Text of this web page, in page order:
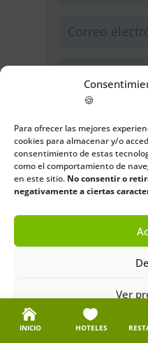
🍪
Para ofrecer las mejores
cookies para almacenar y/o
consentimiento de estas
como el comportamiento de
en este sitio. No consentir o
negativamente a ciertas
Ver
Política de cookies
INICIO HOTELES
electrónico y web
para la próxima